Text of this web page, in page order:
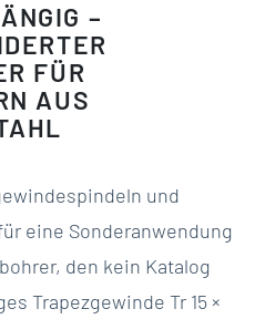
–
G
FÜR T
AUS V
und
eine Sonderanwendung
den kein Katalog
Trapezgewinde Tr 15 ×